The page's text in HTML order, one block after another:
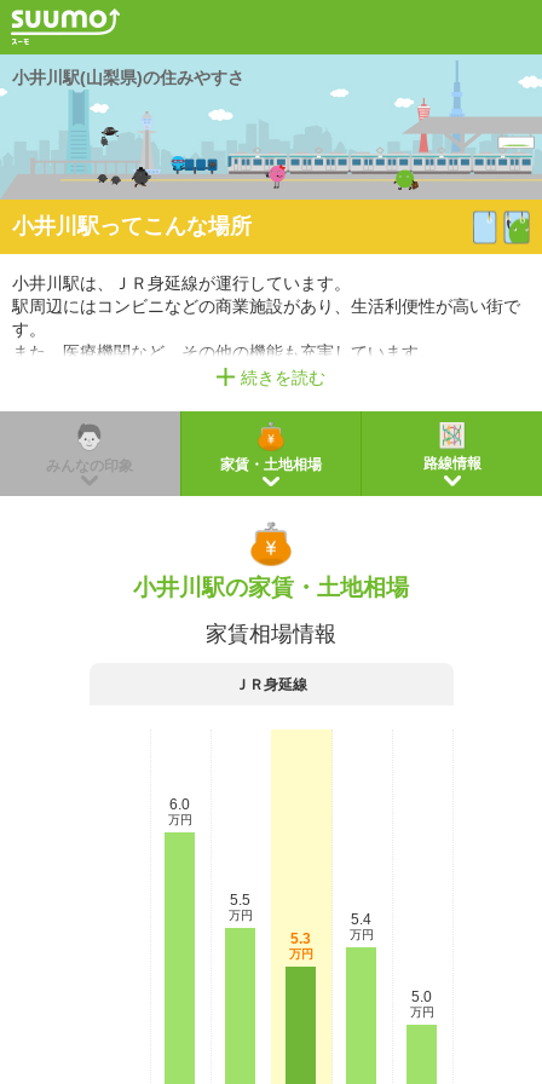
小井川駅(山梨県)の住みやすさ
小井川駅ってこんな場所
小井川駅は、ＪＲ身延線が運行しています。
駅周辺にはコンビニなどの商業施設があり、生活利便性が高い街で
す。
また、医療機関など、その他の機能も充実しています。
※経路情報、所要時間情報は平日・日中の標準的な所要時間での乗り換え経路を採用していま
続きを読む
みんなの印象 家賃・土地相場 路線情報
小井川駅の家賃・土地相場
家賃相場情報
ＪＲ身延線
6.0
万円
5.5
万円
5.3
万円
5.4
万円
5.0
万円